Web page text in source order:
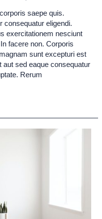
saepe quis.
consequatur eligendi.
exercitationem nesciunt
facere non. Corporis
sunt excepturi est
sed eaque consequatur
Rerum